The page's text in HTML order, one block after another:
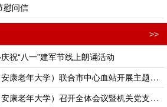
慰问信
>>
祝“八一”建军节线上朗诵活动
安康市老干部活动中心（安康老年大学）联合市中心血站开展主题党日活动
安康市老干部活动中心（安康老年大学）召开全体会议暨机关党支部理论学习会议